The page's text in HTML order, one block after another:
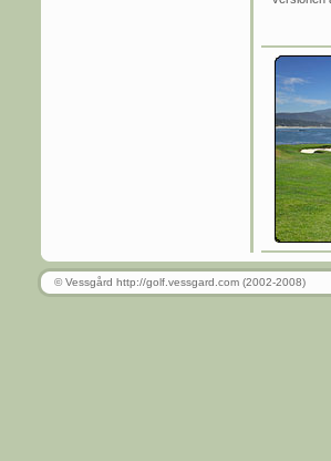
© Vessgård http://golf.vessgard.com (2002-2008)